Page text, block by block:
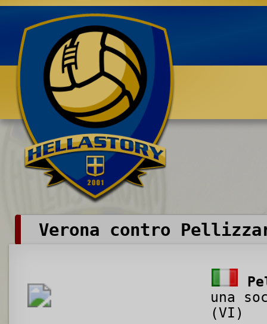
Benvenuti su HELLASTORY.net
Verona contro
una
(VI)